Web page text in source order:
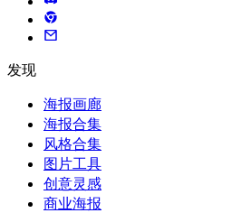
发现
海报画廊
海报合集
风格合集
图片工具
创意灵感
商业海报